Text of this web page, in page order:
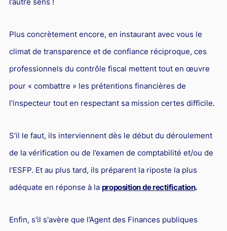
Plus concrètement encore, en instaurant avec vous le
climat de transparence et de confiance réciproque, ces
professionnels du contrôle fiscal mettent tout en œuvre
pour « combattre » les prétentions financières de
l'inspecteur tout en respectant sa mission certes difficile.
S'il le faut, ils interviennent dès le début du déroulement
de la vérification ou de l’examen de comptabilité et/ou de
l'ESFP. Et au plus tard, ils préparent la riposte la plus
adéquate en réponse à la proposition de rectification.
Enfin, s'il s'avère que l’Agent des Finances publiques